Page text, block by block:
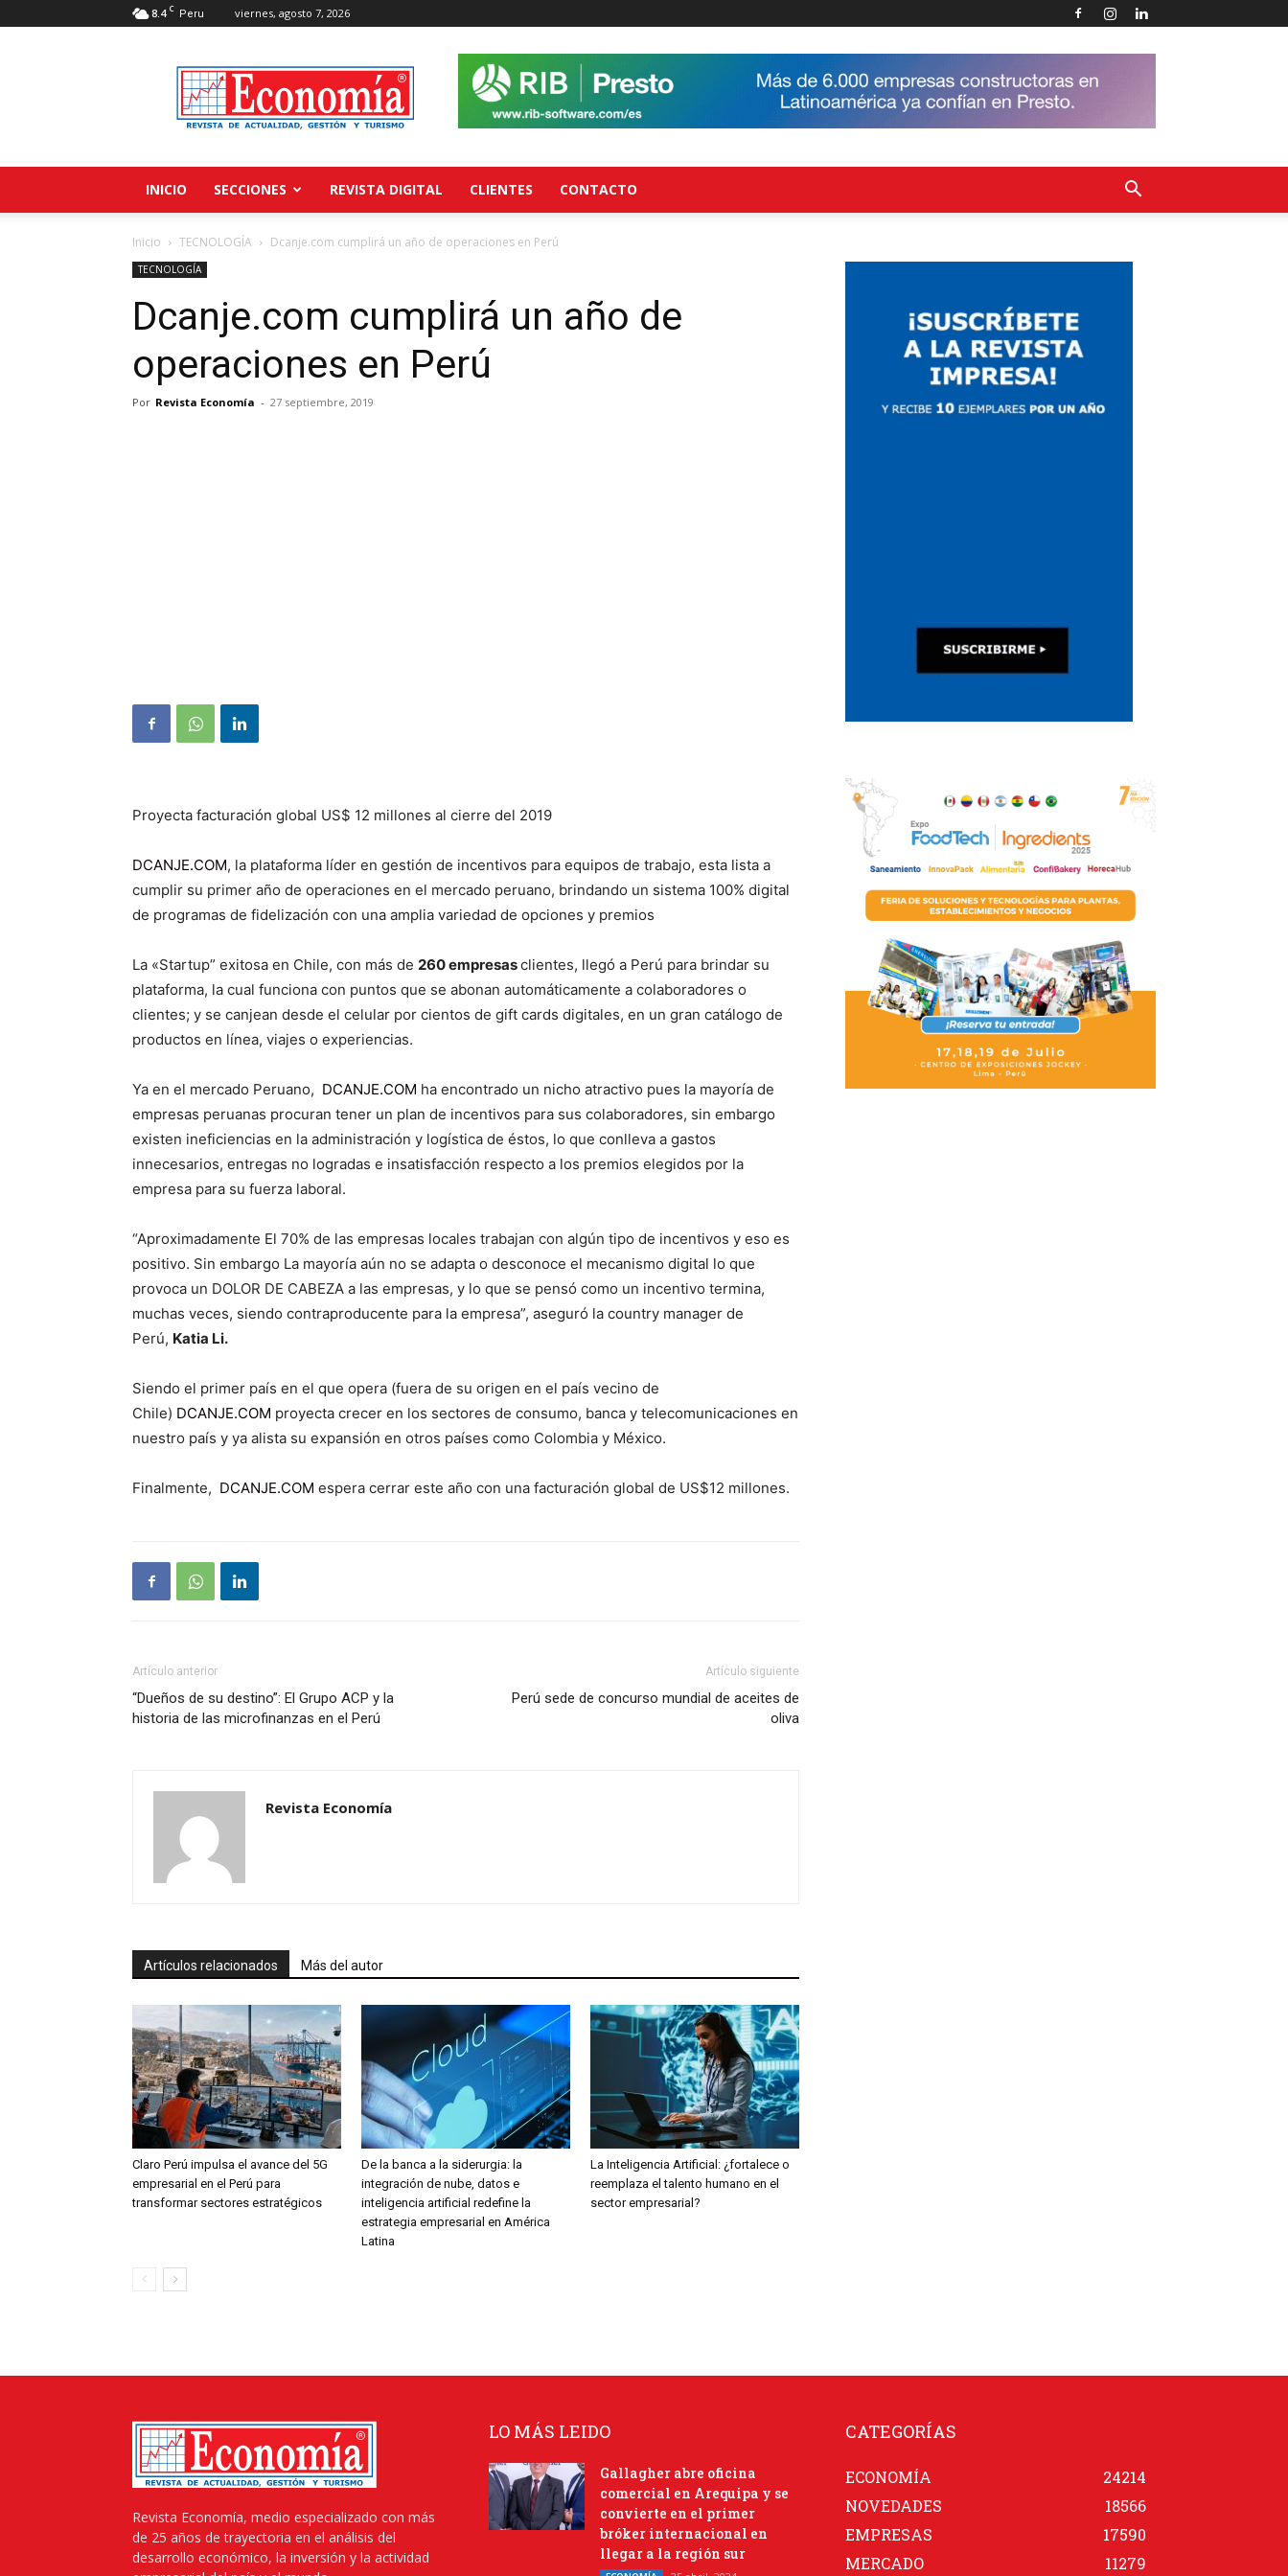
8.4 C Peru viernes, agosto 7, 2026
Revista
Economía
INICIO SECCIONES REVISTA DIGITAL CLIENTES CONTACTO
Inicio TECNOLOGÍA Dcanje.com cumplirá un año de operaciones en Perú
TECNOLOGÍA
Dcanje.com cumplirá un año de
operaciones en Perú
Por Revista Economía - 27 septiembre, 2019
Proyecta facturación global US$ 12 millones al cierre del 2019
DCANJE.COM, la plataforma líder en gestión de incentivos para equipos de trabajo, esta lista a
cumplir su primer año de operaciones en el mercado peruano, brindando un sistema 100% digital
de programas de fidelización con una amplia variedad de opciones y premios
La «Startup” exitosa en Chile, con más de 260 empresasclientes, llegó a Perú para brindar su
plataforma, la cual funciona con puntos que se abonan automáticamente a colaboradores o
clientes; y se canjean desde el celular por cientos de gift cards digitales, en un gran catálogo de
productos en línea, viajes o experiencias.
Ya en el mercado Peruano, DCANJE.COM ha encontrado un nicho atractivo pues la mayoría de
empresas peruanas procuran tener un plan de incentivos para sus colaboradores, sin embargo
existen ineficiencias en la administración y logística de éstos, lo que conlleva a gastos
innecesarios, entregas no logradas e insatisfacción respecto a los premios elegidos por la
empresa para su fuerza laboral.
“Aproximadamente El 70% de las empresas locales trabajan con algún tipo de incentivos y eso es
positivo. Sin embargo La mayoría aún no se adapta o desconoce el mecanismo digital lo que
provoca un DOLOR DE CABEZA a las empresas, y lo que se pensó como un incentivo termina,
muchas veces, siendo contraproducente para la empresa”, aseguró la country manager de
Perú, Katia Li.
Siendo el primer país en el que opera (fuera de su origen en el país vecino de
Chile) DCANJE.COM proyecta crecer en los sectores de consumo, banca y telecomunicaciones en
nuestro país y ya alista su expansión en otros países como Colombia y México.
Finalmente, DCANJE.COM espera cerrar este año con una facturación global de US$12 millones.
Artículo anterior
“Dueños de su destino”: El Grupo ACP y la
historia de las microfinanzas en el Perú
Artículo siguiente
Perú sede de concurso mundial de aceites de
oliva
Revista Economía
Artículos relacionados Más del autor
Claro Perú impulsa el avance del 5G
empresarial en el Perú para
transformar sectores estratégicos
De la banca a la siderurgia: la
integración de nube, datos e
inteligencia artificial redefine la
estrategia empresarial en América
Latina
La Inteligencia Artificial: ¿fortalece o
reemplaza el talento humano en el
sector empresarial?
Revista Economía, medio especializado con más
de 25 años de trayectoria en el análisis del
desarrollo económico, la inversión y la actividad
LO MÁS LEIDO
Gallagher abre oficina
comercial en Arequipa y se
convierte en el primer
bróker internacional en
llegar a la región sur
CATEGORÍAS
ECONOMÍA
24214
NOVEDADES
18566
EMPRESAS
17590
MERCADO
11279